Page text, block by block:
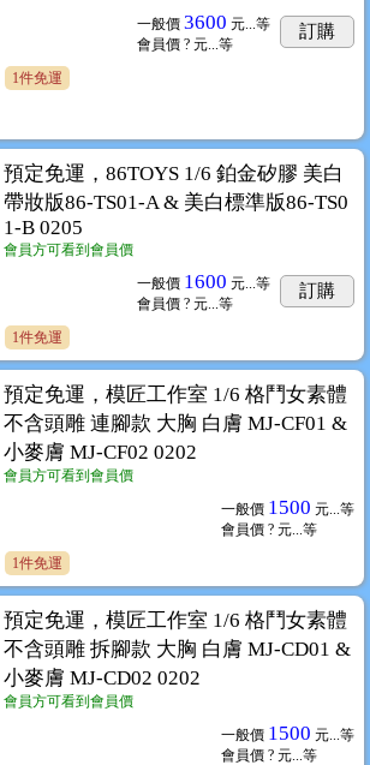
一般價 3600 元... 等
會員價 ? 元... 等
訂購
1件免運
預定免運，86TOYS 1/6 鉑金矽膠 美白
帶妝版86-TS01-A & 美白標準版86-TS0
1-B 0205
會員方可看到會員價
一般價 1600 元... 等
會員價 ? 元... 等
訂購
1件免運
預定免運，模匠工作室 1/6 格鬥女素體
不含頭雕 連腳款 大胸 白膚 MJ-CF01 &
小麥膚 MJ-CF02 0202
會員方可看到會員價
一般價 1500 元... 等
會員價 ? 元... 等
1件免運
預定免運，模匠工作室 1/6 格鬥女素體
不含頭雕 拆腳款 大胸 白膚 MJ-CD01 &
小麥膚 MJ-CD02 0202
會員方可看到會員價
一般價 1500 元... 等
會員價 ? 元... 等